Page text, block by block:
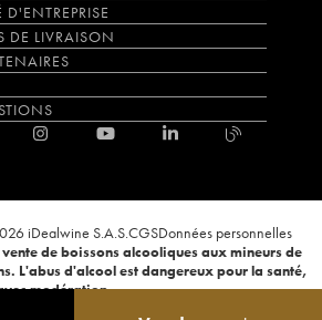
D'ENTREPRISE
DE LIVRAISON
iDealwine S.A.S.CGSDonnées personnelles
de boissons alcooliques aux mineurs de
L'abus d'alcool est dangereux pour la santé,
modération.